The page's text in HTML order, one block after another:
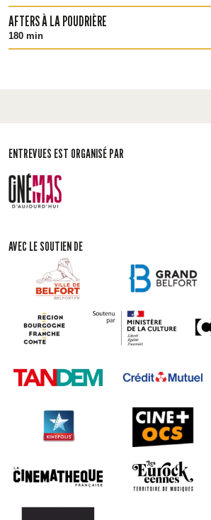
AFTERS À LA POUDRIÈRE
180 min
ENTREVUES EST ORGANISÉ PAR
AVEC LE SOUTIEN DE